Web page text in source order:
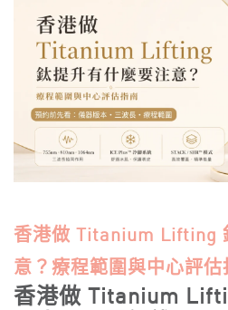
香港做 Titanium Lifting
意？療程範圍與中心評估
香港做 Titanium